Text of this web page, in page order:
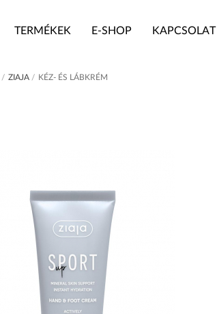
TERMÉKEK E-SHOP KAPCSOLAT
/ ZIAJA / KÉZ- ÉS LÁBKRÉM